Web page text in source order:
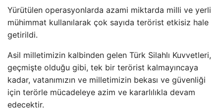
Yürütülen operasyonlarda azami miktarda milli ve yerli
mühimmat kullanılarak çok sayıda terörist etkisiz hale
getirildi.
Asil milletimizin kalbinden gelen Türk Silahlı Kuvvetleri,
geçmişte olduğu gibi, tek bir terörist kalmayıncaya
kadar, vatanımızın ve milletimizin bekası ve güvenliği
için terörle mücadeleye azim ve kararlılıkla devam
edecektir.